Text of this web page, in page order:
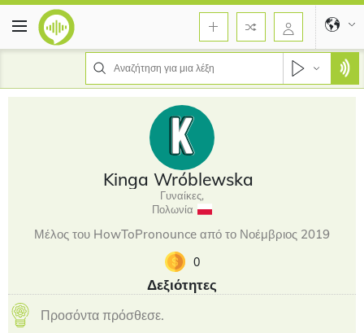
Kinga Wróblewska
Γυναίκες,
Πολωνία
Μέλος του HowToPronounce από το Νοέμβριος 2019
0
Δεξιότητες
Προσόντα πρόσθεσε.